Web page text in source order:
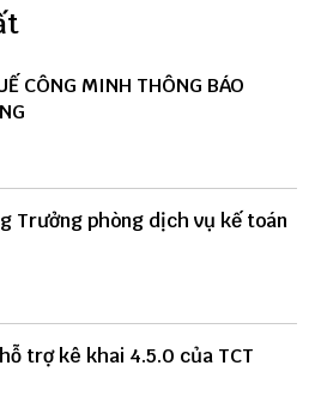
CÔNG MINH THÔNG BÁO
Trưởng phòng dịch vụ kế toán
trợ kê khai 4.5.0 của TCT